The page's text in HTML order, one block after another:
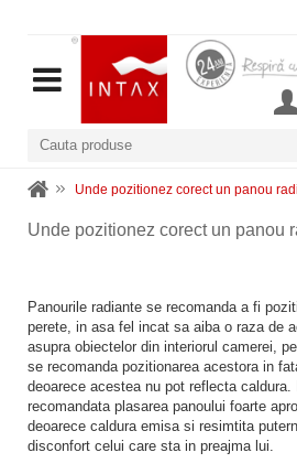
Unde pozitionez corect un panou
Unde pozitionez corect un panou
Panourile radiante se recomanda a fi
perete, in asa fel incat sa aiba o raza de
asupra obiectelor din interiorul camerei,
se recomanda pozitionarea acestora in
deoarece acestea nu pot reflecta
recomandata plasarea panoului foarte
deoarece caldura emisa si resimtita
disconfort celui care sta in preajma lui.